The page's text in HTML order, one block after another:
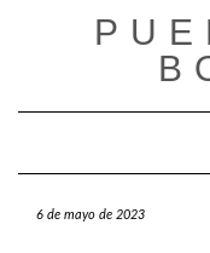
6 de mayo de 2023